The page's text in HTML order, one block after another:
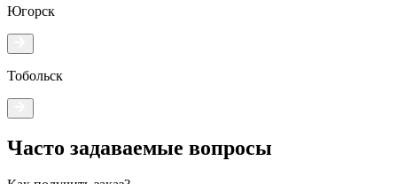
Югорск
Тобольск
Часто задаваемые вопросы